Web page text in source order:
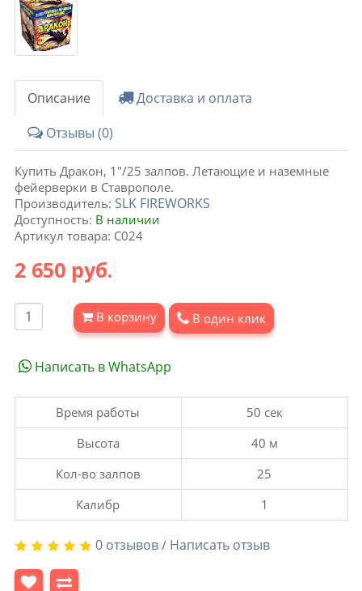
Описание
Доставка и оплата
Отзывы (0)
Купить Дракон, 1"/25 залпов. Летающие и наземные
фейерверки в Ставрополе.
Производитель: SLK FIREWORKS
Доступность: В наличии
Артикул товара: C024
2 650 руб.
В корзину В один клик
Написать в WhatsApp
Время работы
50 сек
Высота
40 м
Кол-во залпов
25
Калибр
1
0 отзывов/ Написать отзыв